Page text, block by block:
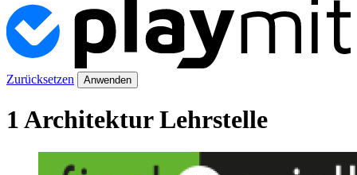
Zurücksetzen Anwenden
1 Architektur Lehrstelle